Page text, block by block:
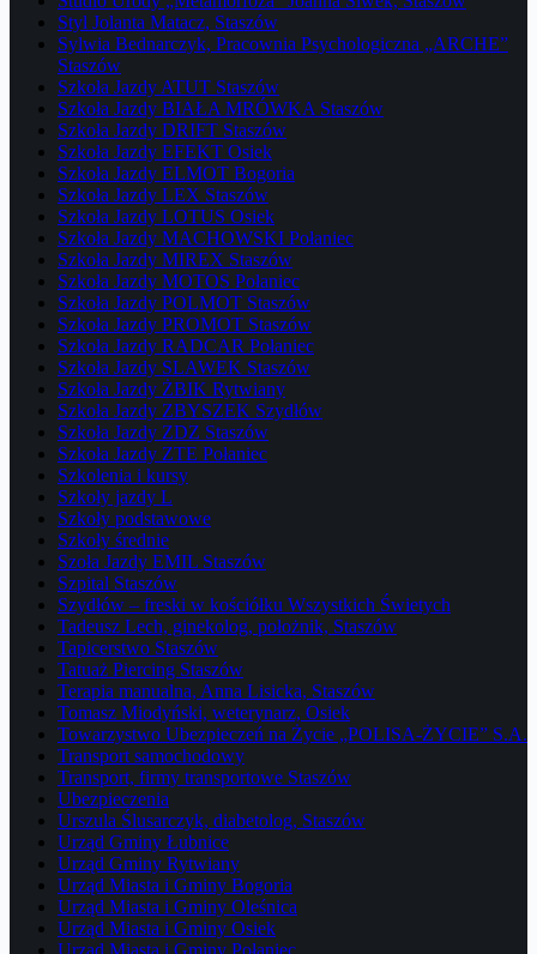
Styl Jolanta Matacz, Staszów
Sylwia Bednarczyk, Pracownia Psychologiczna „ARCHE”
Staszów
Szkoła Jazdy ATUT Staszów
Szkoła Jazdy BIAŁA MRÓWKA Staszów
Szkoła Jazdy DRIFT Staszów
Szkoła Jazdy EFEKT Osiek
Szkoła Jazdy ELMOT Bogoria
Szkoła Jazdy LEX Staszów
Szkoła Jazdy LOTUS Osiek
Szkoła Jazdy MACHOWSKI Połaniec
Szkoła Jazdy MIREX Staszów
Szkoła Jazdy MOTOS Połaniec
Szkoła Jazdy POLMOT Staszów
Szkoła Jazdy PROMOT Staszów
Szkoła Jazdy RADCAR Połaniec
Szkoła Jazdy SLAWEK Staszów
Szkoła Jazdy ŻBIK Rytwiany
Szkoła Jazdy ZBYSZEK Szydłów
Szkoła Jazdy ZDZ Staszów
Szkoła Jazdy ZTE Połaniec
Szkolenia i kursy
Szkoły jazdy L
Szkoły podstawowe
Szkoły średnie
Szoła Jazdy EMIL Staszów
Szpital Staszów
Szydłów – freski w kościółku Wszystkich Świetych
Tadeusz Lech, ginekolog, położnik, Staszów
Tapicerstwo Staszów
Tatuaż Piercing Staszów
Terapia manualna, Anna Lisicka, Staszów
Tomasz Miodyński, weterynarz, Osiek
Towarzystwo Ubezpieczeń na Życie „POLISA-ŻYCIE” S.A.
Transport samochodowy
Transport, firmy transportowe Staszów
Ubezpieczenia
Urszula Ślusarczyk, diabetolog, Staszów
Urząd Gminy Łubnice
Urząd Gminy Rytwiany
Urząd Miasta i Gminy Bogoria
Urząd Miasta i Gminy Oleśnica
Urząd Miasta i Gminy Osiek
Urząd Miasta i Gminy Połaniec